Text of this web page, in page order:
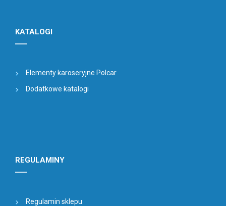
KATALOGI
Elementy karoseryjne Polcar
Dodatkowe katalogi
REGULAMINY
Regulamin sklepu